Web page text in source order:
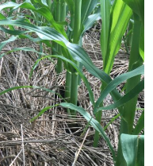
PORTUGUÊS
FRANÇAIS
DEUTSCH